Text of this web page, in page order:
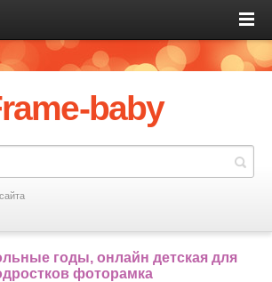
baby
годы, онлайн детская для
фоторамка